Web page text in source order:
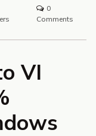
0
Comments
VI